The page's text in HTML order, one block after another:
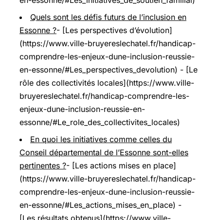
Quels sont les défis futurs de l’inclusion en
Essonne ?- [Les perspectives d’évolution]
(https://www.ville-bruyereslechatel.fr/handicap-
comprendre-les-enjeux-dune-inclusion-reussie-
en-essonne/#Les_perspectives_devolution) - [Le
rôle des collectivités locales](https://www.ville-
bruyereslechatel.fr/handicap-comprendre-les-
enjeux-dune-inclusion-reussie-en-
essonne/#Le_role_des_collectivites_locales)
En quoi les initiatives comme celles du
Conseil départemental de l’Essonne sont-elles
pertinentes ?- [Les actions mises en place]
(https://www.ville-bruyereslechatel.fr/handicap-
comprendre-les-enjeux-dune-inclusion-reussie-
en-essonne/#Les_actions_mises_en_place) -
[Les résultats obtenus](https://www.ville-